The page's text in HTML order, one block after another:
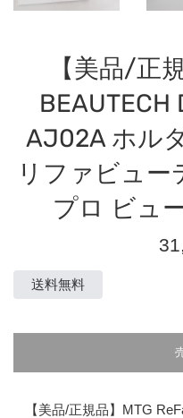
【美品/正
BEAUTECH
AJ02A ホル
リファビュー
プロ ビュ
通
送料無料
【美品/正規品】MTG